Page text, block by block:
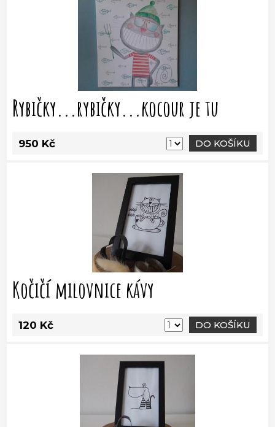
Rybičky...rybičky...kocour je tu
950 Kč DO KOŠÍKU
Kočičí milovnice kávy
120 Kč DO KOŠÍKU